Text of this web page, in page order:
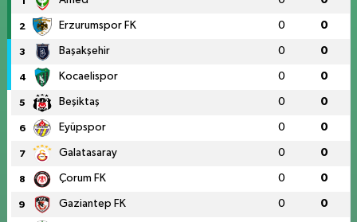
2 Erzurumspor FK 0 0
3 Başakşehir 0 0
4 Kocaelispor 0 0
5 Beşiktaş 0 0
6 Eyüpspor 0 0
7 Galatasaray 0 0
8 Çorum FK 0 0
9 Gaziantep FK 0 0